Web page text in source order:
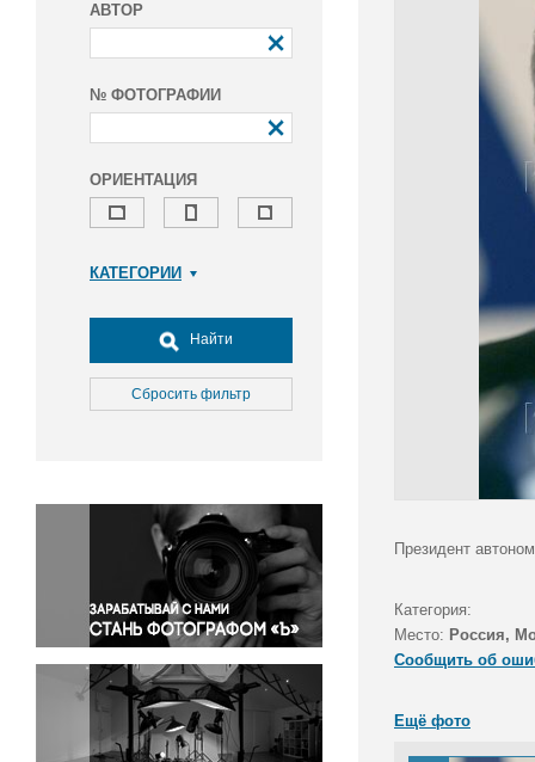
АВТОР
№ ФОТОГРАФИИ
ОРИЕНТАЦИЯ
КАТЕГОРИИ
Досуг, туризм и отдых
Культура
Медицина
Окружающая среда
Политика
Правосудие
Происшествия и конфликты
Религия
Светская жизнь
Спорт
Экология
Экономика и бизнес
Найти
Сбросить фильтр
Президент
Категория:
Место: Россия,
Сообщить об
Ещё фото